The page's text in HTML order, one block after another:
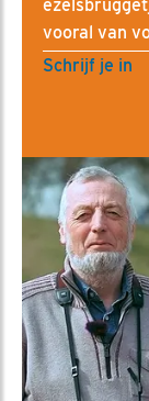
vooral van
Schrijf je in